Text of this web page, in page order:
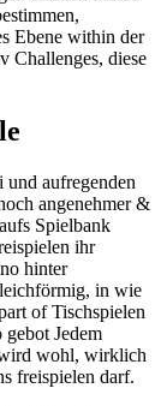
Ebene within der
Challenges, diese
und aufregenden
angenehmer &
Spielbank
ihr
hinter
in wie
of Tischspielen
gebot Jedem
wohl, wirklich
freispielen darf.